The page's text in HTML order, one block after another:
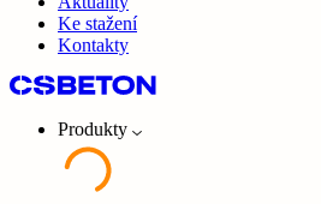
Ke stažení
Kontakty
Produkty